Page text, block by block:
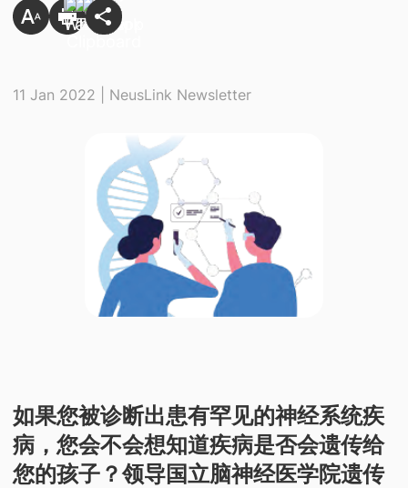
11 Jan 2022 | NeusLink Newsletter
​如果您被诊断出患有罕见的神经系统疾
病，您会不会想知道疾病是否会遗传给
您的孩子？领导国立脑神经医学院遗传